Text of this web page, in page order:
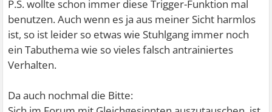
P.S. wollte schon immer diese Trigger-Funktion mal
benutzen. Auch wenn es ja aus meiner Sicht harmlos
ist, so ist leider so etwas wie Stuhlgang immer noch
ein Tabuthema wie so vieles falsch antrainiertes
Verhalten.
Da auch nochmal die Bitte: